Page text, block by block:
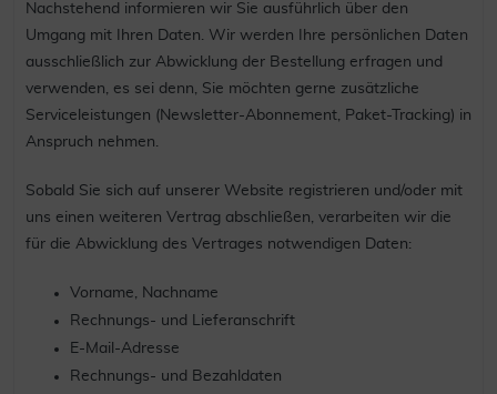
Nachstehend informieren wir Sie ausführlich über den
Umgang mit Ihren Daten. Wir werden Ihre persönlichen Daten
ausschließlich zur Abwicklung der Bestellung erfragen und
verwenden, es sei denn, Sie möchten gerne zusätzliche
Serviceleistungen (Newsletter-Abonnement, Paket-Tracking) in
Anspruch nehmen.
Sobald Sie sich auf unserer Website registrieren und/oder mit
uns einen weiteren Vertrag abschließen, verarbeiten wir die
für die Abwicklung des Vertrages notwendigen Daten:
Vorname, Nachname
Rechnungs- und Lieferanschrift
E-Mail-Adresse
Rechnungs- und Bezahldaten